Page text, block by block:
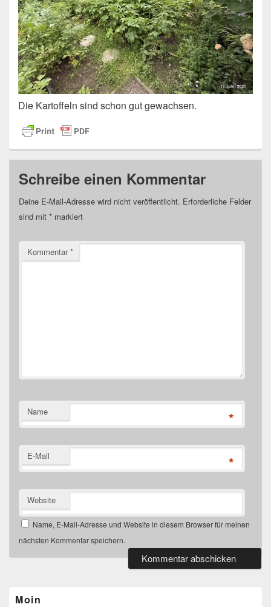
Die Kartoffeln sind schon gut gewachsen.
Schreibe einen Kommentar
Deine E-Mail-Adresse wird nicht veröffentlicht. Erforderliche Felder
sind mit * markiert
Kommentar*
Name *
E-Mail *
Website
Name, E-Mail-Adresse und Website in diesem Browser für meinen
nächsten Kommentar speichern.
Widgetbereich
Moin